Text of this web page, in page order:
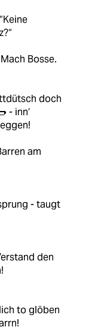
Bosse.
doch
- inn‘
am
- taugt
den
to glöben